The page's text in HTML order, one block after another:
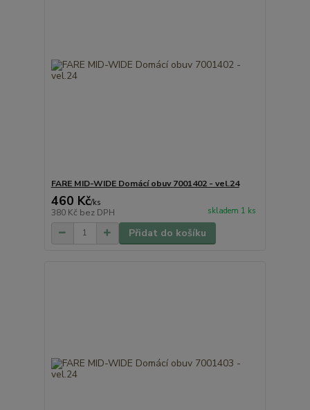
FARE MID-WIDE Domácí obuv 7001402 - vel.24
460 Kč/ks
380 Kč bez DPH skladem 1 ks
Přidat do košíku